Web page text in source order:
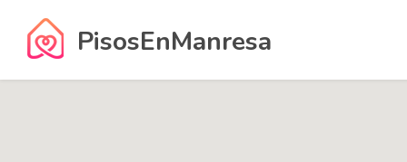
PisosEnManresa